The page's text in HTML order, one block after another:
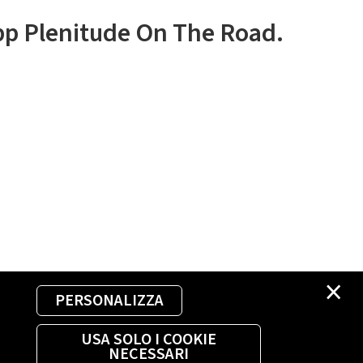
×
PERSONALIZZA
USA SOLO I COOKIE
NECESSARI
Plenitude On The Road.